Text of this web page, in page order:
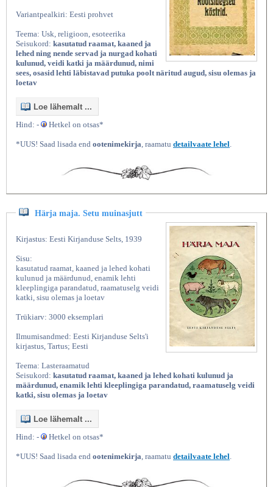
Variantpealkiri: Eesti prohvet
Teema: Usk, religioon, esoteerika
Seisukord: kasutatud raamat, kaaned ja
lehed ning nende servad ja nurgad kohati
kulunud, veidi katki ja määrdunud, nimi
sees, osasid lehti läbistavad putuka poolt näritud augud, sisu olemas ja
loetav
Loe lähemalt ...
Hind: -
Hetkel on otsas*
*UUS! Saad lisada end ootenimekirja , raamatu detailvaate lehel
Härja maja. Setu muinasjutt
Kirjastus: Eesti Kirjanduse Selts, 1939
Sisu:
kasutatud raamat, kaaned ja lehed kohati
kulunud ja määrdunud, enamik lehti
kleeplingiga parandatud, raamatuselg veidi
katki, sisu olemas ja loetav
Trükiarv: 3000 eksemplari
Ilmumisandmed: Eesti Kirjanduse Selts'i
kirjastus, Tartus; Eesti
Teema: Lasteraamatud
Seisukord: kasutatud raamat, kaaned ja lehed kohati kulunud ja
määrdunud, enamik lehti kleeplingiga parandatud, raamatuselg veidi
katki, sisu olemas ja loetav
Loe lähemalt ...
Hind: -
Hetkel on otsas*
*UUS! Saad lisada end ootenimekirja , raamatu detailvaate lehel